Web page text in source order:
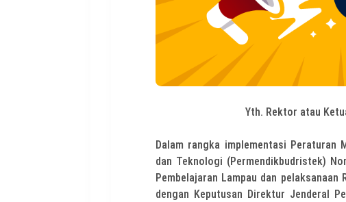
Yth. Rektor atau
Dalam rangka implementasi Peraturan
dan Teknologi (Permendikbudristek)
Pembelajaran Lampau dan
dengan Keputusan Direktur Jenderal